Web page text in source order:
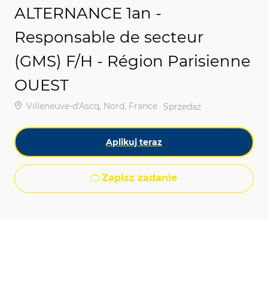
ALTERNANCE 1an -
Responsable de secteur
(GMS) F/H - Région Parisienne
OUEST
Lokalizacja
Villeneuve-d'Ascq, Nord, France Kategoria
Sprzedaż
Aplikuj teraz
Zapisz zadanie